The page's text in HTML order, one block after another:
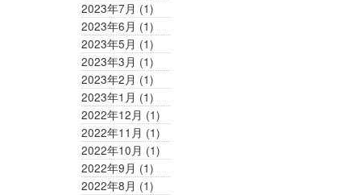
2023年7月 (1)
2023年6月 (1)
2023年5月 (1)
2023年3月 (1)
2023年2月 (1)
2023年1月 (1)
2022年12月 (1)
2022年11月 (1)
2022年10月 (1)
2022年9月 (1)
2022年8月 (1)